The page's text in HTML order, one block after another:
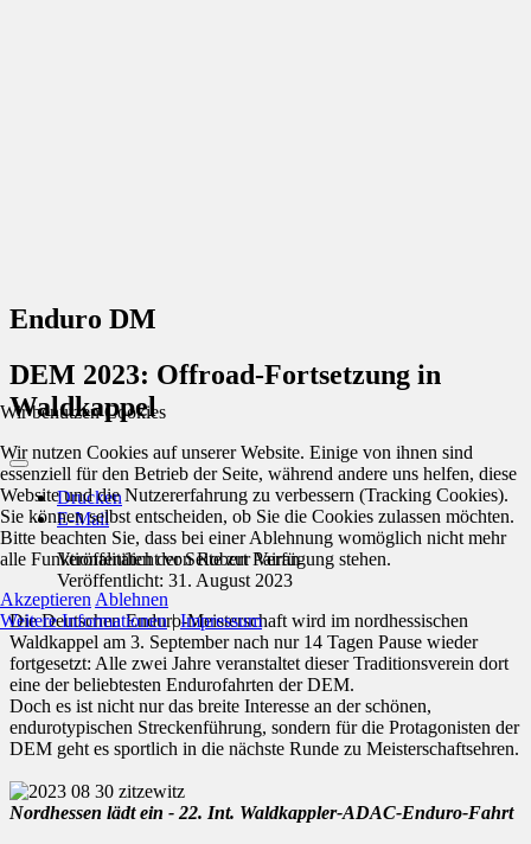
Enduro DM
DEM 2023: Offroad-Fortsetzung in
Waldkappel
Drucken
E-Mail
Veröffentlicht vonRobert Pairan
Veröffentlicht: 31. August 2023
Die Deutschen Enduro-Meisterschaft wird im nordhessischen
Waldkappel am 3. September nach nur 14 Tagen Pause wieder
fortgesetzt: Alle zwei Jahre veranstaltet dieser Traditionsverein dort
eine der beliebtesten Endurofahrten der DEM.
Doch es ist nicht nur das breite Interesse an der schönen,
endurotypischen Streckenführung, sondern für die Protagonisten der
DEM geht es sportlich in die nächste Runde zu Meisterschaftsehren.
Nordhessen lädt ein - 22. Int. Waldkappler-ADAC-Enduro-Fahrt
Wir benutzen Cookies
Wir nutzen Cookies auf unserer Website. Einige von ihnen sind
essenziell für den Betrieb der Seite, während andere uns helfen, diese
Website und die Nutzererfahrung zu verbessern (Tracking Cookies).
Sie können selbst entscheiden, ob Sie die Cookies zulassen möchten.
Bitte beachten Sie, dass bei einer Ablehnung womöglich nicht mehr
alle Funktionalitäten der Seite zur Verfügung stehen.
Akzeptieren Ablehnen
Weitere Informationen|Impressum